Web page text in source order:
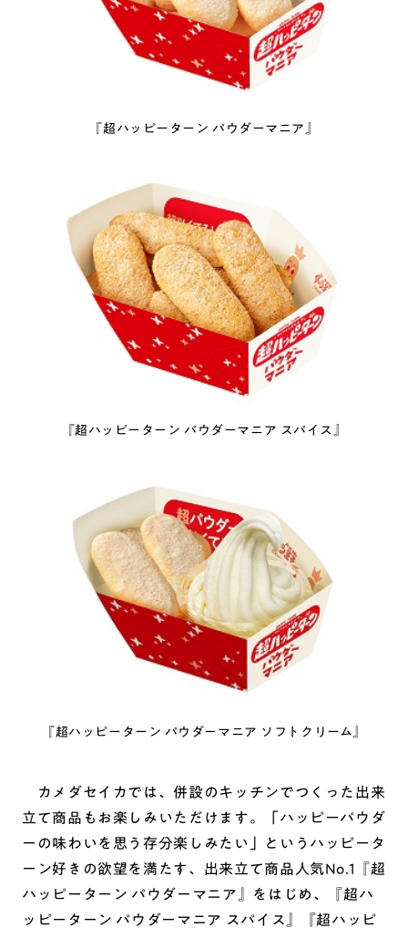
『超ハッピーターン パウダーマニア』
『超ハッピーターン パウダーマニア スパイス』
『超ハッピーターン パウダーマニア ソフトクリーム』
カメダセイカでは、併設のキッチンでつくった出来
立て商品もお楽しみいただけます。「ハッピーパウダ
ーの味わいを思う存分楽しみたい」というハッピータ
ーン好きの欲望を満たす、出来立て商品人気No.1『超
ハッピーターン パウダーマニア』をはじめ、『超ハ
ッピーターン パウダーマニア スパイス』『超ハッピ